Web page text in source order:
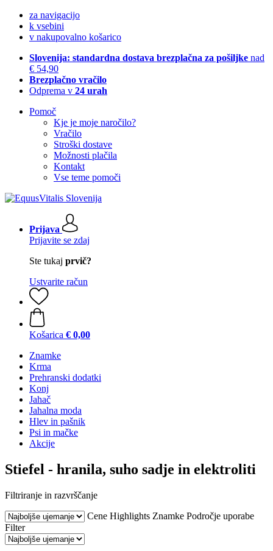
za navigacijo
k vsebini
v nakupovalno košarico
Slovenija: standardna dostava brezplačna za pošiljke nad
€ 54,90
Brezplačno vračilo
Odprema v 24 urah
Pomoč
Kje je moje naročilo?
Vračilo
Stroški dostave
Možnosti plačila
Kontakt
Vse teme pomoči
Prijava
Prijavite se zdaj
Ste tukaj prvič?
Ustvarite račun
Košarica € 0,00
Znamke
Krma
Prehranski dodatki
Konj
Jahač
Jahalna moda
Hlev in pašnik
Psi in mačke
Akcije
Stiefel - hranila, suho sadje in elektroliti
Filtriranje in razvrščanje
Cene Highlights Znamke Področje uporabe
Filter